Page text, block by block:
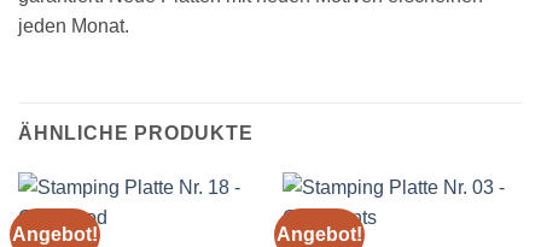
jeden Monat.
ÄHNLICHE PRODUKTE
Angebot! Angebot!